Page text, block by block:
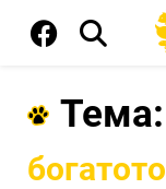
Тема: